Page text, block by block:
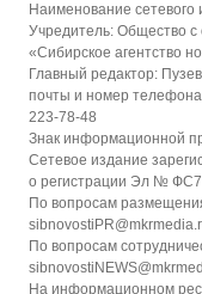
Наименование сетевого
Учредитель: Общество с
«Сибирское агентство
Главный редактор:
почты и номер
223-78-48
Знак информационной
Сетевое издание
о регистрации Эл №
По вопросам
По вопросам
На информационном